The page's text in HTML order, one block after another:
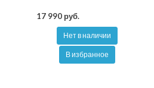
17 990 руб.
Нет в наличии
В избранное